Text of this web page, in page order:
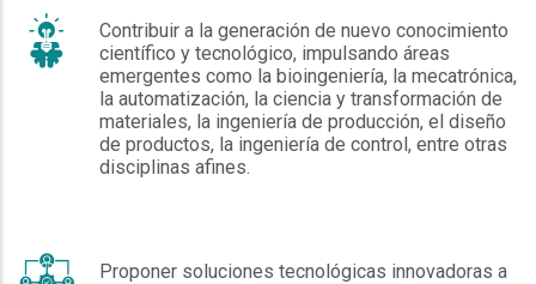
Contribuir a la generación de nuevo conocimiento
científico y tecnológico, impulsando áreas
emergentes como la bioingeniería, la mecatrónica,
la automatización, la ciencia y transformación de
materiales, la ingeniería de producción, el diseño
de productos, la ingeniería de control, entre otras
disciplinas afines.
Proponer soluciones tecnológicas innovadoras a